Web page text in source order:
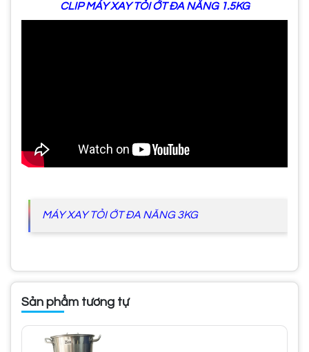
CLIP MÁY XAY TỎI ỚT ĐA NĂNG 1.5KG
MÁY XAY TỎI ỚT ĐA NĂNG 3KG
Sản phẩm tương tự